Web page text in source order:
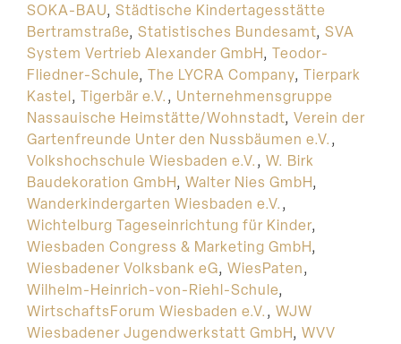
SOKA-BAU, Städtische Kindertagesstätte
Bertramstraße, Statistisches Bundesamt, SVA
System Vertrieb Alexander GmbH, Teodor-
Fliedner-Schule, The LYCRA Company, Tierpark
Kastel, Tigerbär e.V., Unternehmensgruppe
Nassauische Heimstätte/Wohnstadt, Verein der
Gartenfreunde Unter den Nussbäumen e.V.,
Volkshochschule Wiesbaden e.V., W. Birk
Baudekoration GmbH, Walter Nies GmbH,
Wanderkindergarten Wiesbaden e.V.,
Wichtelburg Tageseinrichtung für Kinder,
Wiesbaden Congress & Marketing GmbH,
Wiesbadener Volksbank eG, WiesPaten,
Wilhelm-Heinrich-von-Riehl-Schule,
WirtschaftsForum Wiesbaden e.V., WJW
Wiesbadener Jugendwerkstatt GmbH, WVV